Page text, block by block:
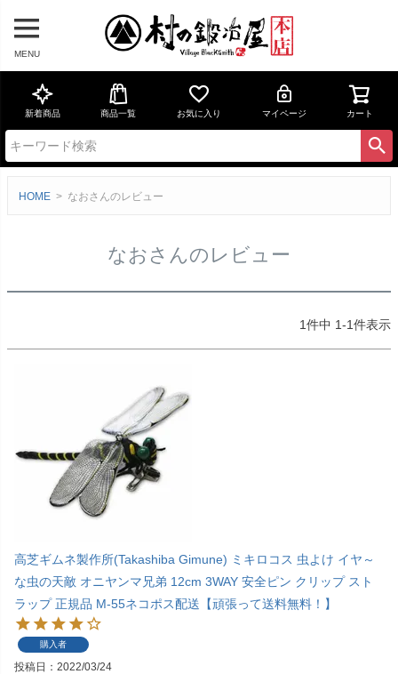
MENU
新着商品 商品一覧 お気に入り マイページ カート
HOME なおさんのレビュー
なおさんのレビュー
1件中 1-1件表示
高芝ギムネ製作所(Takashiba Gimune) ミキロコス 虫よけ イヤ～
な虫の天敵 オニヤンマ兄弟 12cm 3WAY 安全ピン クリップ スト
ラップ 正規品 M-55ネコポス配送【頑張って送料無料！】
購入者
投稿日 2022/03/24